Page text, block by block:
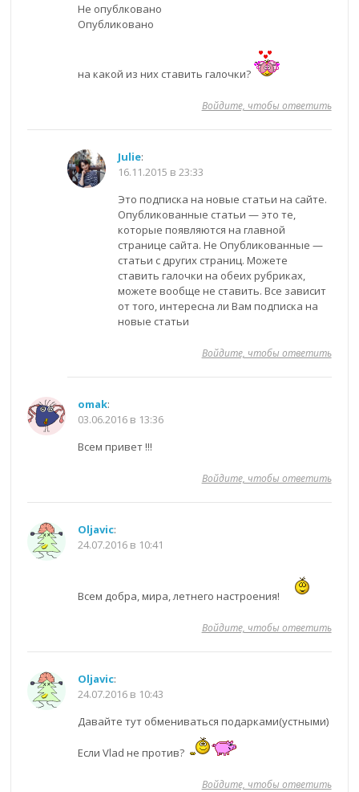
Не опублковано
Опубликовано
на какой из них ставить галочки?
Войдите, чтобы ответить
Julie:
16.11.2015 в 23:33
Это подписка на новые статьи на сайте.
Опубликованные статьи — это те,
которые появляются на главной
странице сайта. Не Опубликованные —
статьи с других страниц. Можете
ставить галочки на обеих рубриках,
можете вообще не ставить. Все зависит
от того, интересна ли Вам подписка на
новые статьи
Войдите, чтобы ответить
omak:
03.06.2016 в 13:36
Всем привет !!!
Войдите, чтобы ответить
Oljavic:
24.07.2016 в 10:41
Всем добра, мира, летнего настроения!
Войдите, чтобы ответить
Oljavic:
24.07.2016 в 10:43
Давайте тут обмениваться подарками(устными)
Если Vlad не против?
Войдите, чтобы ответить